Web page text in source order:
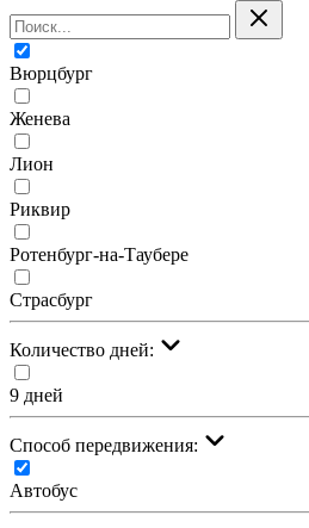
Вюрцбург
Женева
Лион
Риквир
Ротенбург-на-Таубере
Страсбург
Количество дней:
9 дней
Cпособ передвижения:
Автобус